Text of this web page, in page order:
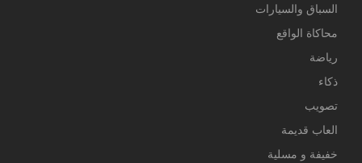
السباق والسيارات
محاكاة الواقع
رياضة
ذكاء
تصويب
العاب قديمة
خفيفة و مسلية